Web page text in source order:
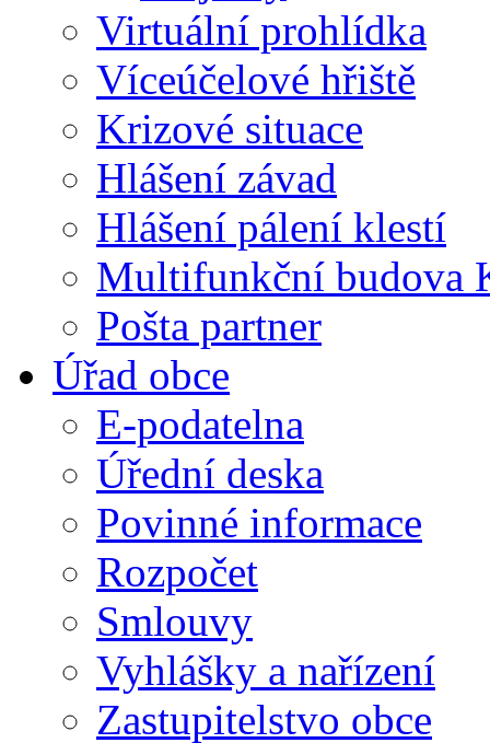
Virtuální prohlídka
Víceúčelové hřiště
Krizové situace
Hlášení závad
Hlášení pálení klestí
Multifunkční budova
Pošta partner
Úřad obce
E-podatelna
Úřední deska
Povinné informace
Rozpočet
Smlouvy
Vyhlášky a nařízení
Zastupitelstvo obce